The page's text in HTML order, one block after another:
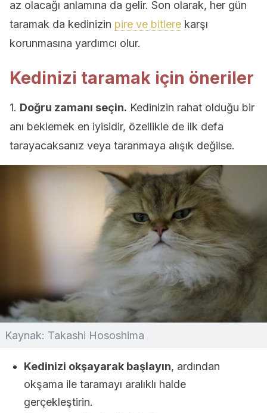
az olacağı anlamına da gelir. Son olarak, her gün
taramak da kedinizin pire ve bitlere karşı
korunmasına yardımcı olur.
Kedinizi taramak için öneriler
1. Doğru zamanı seçin. Kedinizin rahat olduğu bir
anı beklemek en iyisidir, özellikle de ilk defa
tarayacaksanız veya taranmaya alışık değilse.
Kaynak: Takashi Hososhima
Kedinizi okşayarak başlayın, ardından
okşama ile taramayı aralıklı halde
gerçekleştirin.